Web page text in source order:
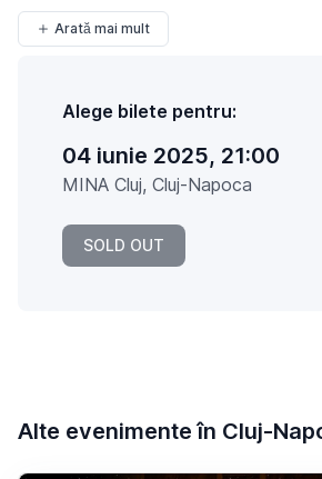
Arată mai mult
Alege bilete pentru:
04 iunie 2025, 21:00
MINA Cluj, Cluj-Napoca
SOLD OUT
Alte evenimente în Cluj-